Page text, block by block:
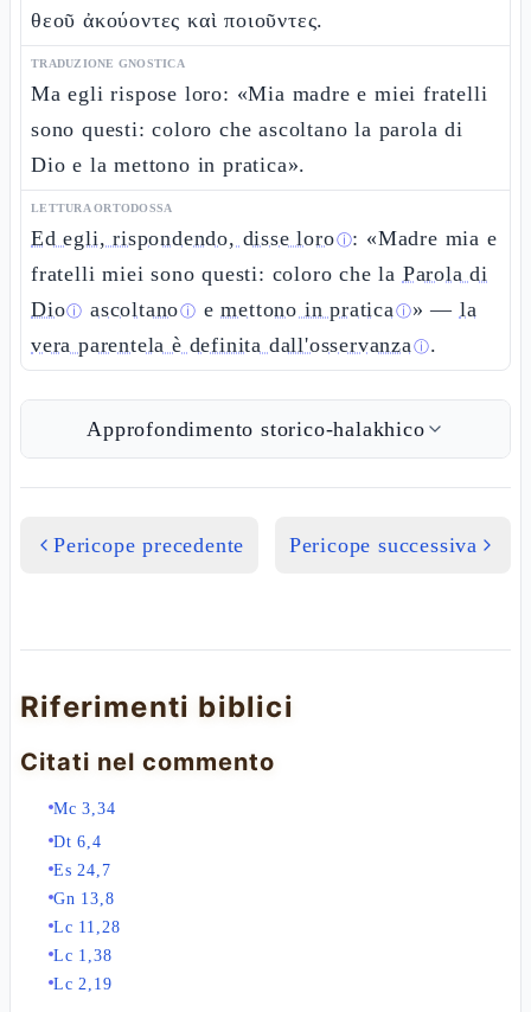
θεοῦ ἀκούοντες καὶ ποιοῦντες.
TRADUZIONE GNOSTICA
Ma egli rispose loro: «Mia madre e miei fratelli
sono questi: coloro che ascoltano la parola di
Dio e la mettono in pratica».
LETTURA ORTODOSSA
Ed egli, rispondendo, disse loroⓘ: «Madre mia e
fratelli miei sono questi: coloro che la Parola di
Dioⓘ ascoltanoⓘ emettono in praticaⓘ» — la
vera parentela è definita dall'osservanzaⓘ.
Approfondimento storico-halakhico
Pericope precedente Pericope successiva
Riferimenti biblici
Citati nel commento
Mc 3,34
Dt 6,4
Es 24,7
Gn 13,8
Lc 11,28
Lc 1,38
Lc 2,19